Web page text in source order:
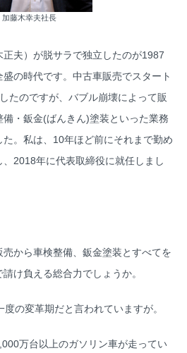
加藤木幸夫社長
夫）が脱サラで独立したのが1987
の時代です。中古車販売でスタート
たのですが、バブル崩壊によって販
・鈑金(ばんきん)塗装といった業務
。私は、10年ほど前にそれまで勤め
2018年に代表取締役に就任しまし
から車検整備、鈑金塗装とすべてを
け負える総合力でしょうか。
の変革期だと言われていますが。
万台以上のガソリン車が走ってい